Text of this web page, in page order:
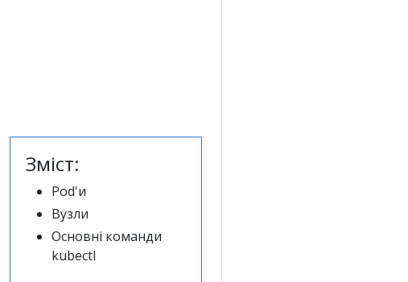
Зміст:
Pod'и
Вузли
Основні команди
kubectl